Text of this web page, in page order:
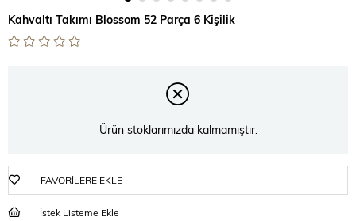
Kahvaltı Takımı Blossom 52 Parça 6 Kişilik
Ürün stoklarımızda kalmamıştır.
FAVORILERE EKLE
İstek Listeme Ekle